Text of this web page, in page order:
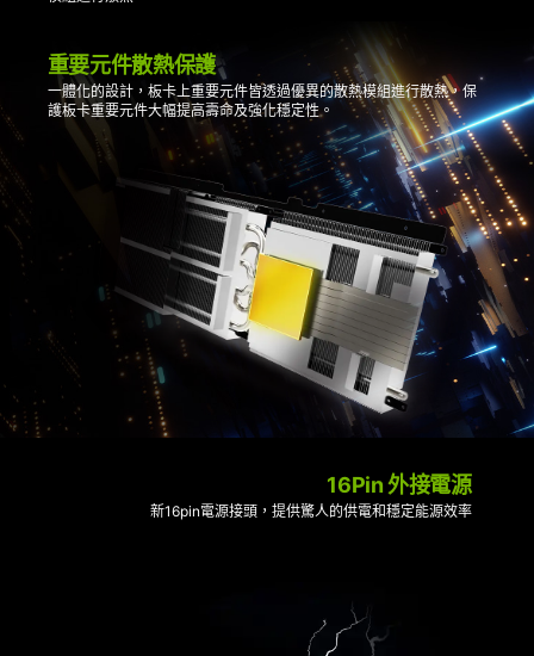
重要元件散熱保護
一體化的設計，板卡上重要元件皆透過優異的散熱模組進行散熱，保
護板卡重要元件大幅提高壽命及強化穩定性。
16Pin 外接電源
新16pin電源接頭，提供驚人的供電和穩定能源效率